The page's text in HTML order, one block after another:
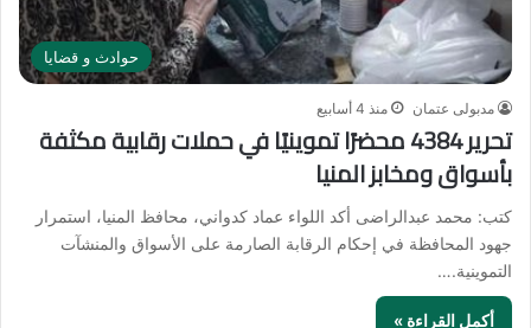
حوادث و قضايا
مدبولى عتمان منذ 4 أسابيع
تحرير 4384 محضرًا تموينيًا في حملات رقابية مكثفة
بأسواق ومخابز المنيا
كتب: محمد عبدالراضى أكد اللواء عماد كدواني، محافظ المنيا، استمرار
جهود المحافظة في إحكام الرقابة الصارمة على الأسواق والمنشآت
التموينية.…
أكمل القراءة »